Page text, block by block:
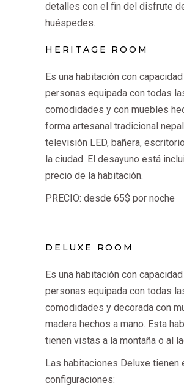
detalles con el fin del disfrute
huéspedes.
HERITAGE ROOM
Es una habitación con
personas equipada con todas
comodidades y con muebles
forma artesanal tradicional
televisión LED, bañera,
la ciudad. El desayuno está
precio de la habitación.
PRECIO: desde 65$ por noche
DELUXE ROOM
Es una habitación con capacidad
personas equipada con todas
comodidades y decorada con
madera hechos a mano. Esta
tienen vistas a la montaña o al
Las habitaciones Deluxe tienen
configuraciones: